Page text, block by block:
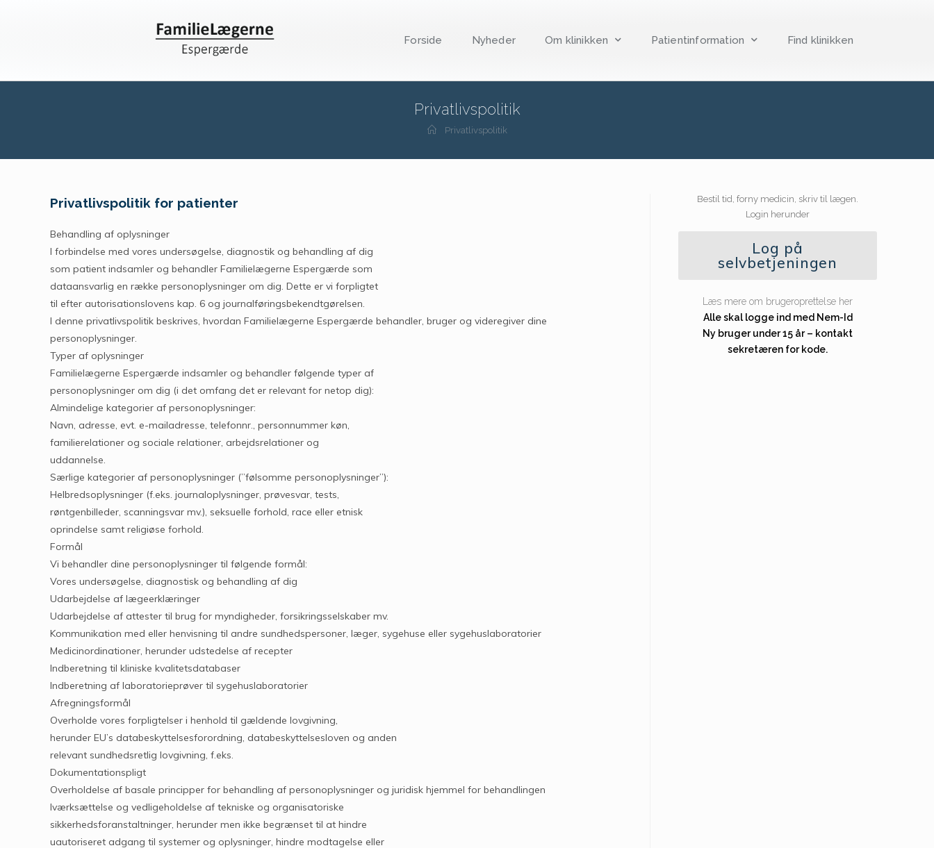
Forside Nyheder Om klinikken Patientinformation Find klinikken
Privatlivspolitik
Privatlivspolitik
Privatlivspolitik for patienter
Behandling af oplysninger
I forbindelse med vores undersøgelse, diagnostik og behandling af dig
som patient indsamler og behandler Familielægerne Espergærde som
dataansvarlig en række personoplysninger om dig. Dette er vi forpligtet
til efter autorisationslovens kap. 6 og journalføringsbekendtgørelsen.
I denne privatlivspolitik beskrives, hvordan Familielægerne Espergærde behandler, bruger og videregiver dine
personoplysninger.
Typer af oplysninger
Familielægerne Espergærde indsamler og behandler følgende typer af
personoplysninger om dig (i det omfang det er relevant for netop dig):
Almindelige kategorier af personoplysninger:
Navn, adresse, evt. e-mailadresse, telefonnr., personnummer køn,
familierelationer og sociale relationer, arbejdsrelationer og
uddannelse.
Særlige kategorier af personoplysninger (”følsomme personoplysninger”):
Helbredsoplysninger (f.eks. journaloplysninger, prøvesvar, tests,
røntgenbilleder, scanningsvar mv.), seksuelle forhold, race eller etnisk
oprindelse samt religiøse forhold.
Formål
Vi behandler dine personoplysninger til følgende formål:
Vores undersøgelse, diagnostisk og behandling af dig
Udarbejdelse af lægeerklæringer
Udarbejdelse af attester til brug for myndigheder, forsikringsselskaber mv.
Kommunikation med eller henvisning til andre sundhedspersoner, læger, sygehuse eller sygehuslaboratorier
Medicinordinationer, herunder udstedelse af recepter
Indberetning til kliniske kvalitetsdatabaser
Indberetning af laboratorieprøver til sygehuslaboratorier
Afregningsformål
Overholde vores forpligtelser i henhold til gældende lovgivning,
herunder EU’s databeskyttelsesforordning, databeskyttelsesloven og anden
relevant sundhedsretlig lovgivning, f.eks.
Dokumentationspligt
Overholdelse af basale principper for behandling af personoplysninger og juridisk hjemmel for behandlingen
Iværksættelse og vedligeholdelse af tekniske og organisatoriske
sikkerhedsforanstaltninger, herunder men ikke begrænset til at hindre
uautoriseret adgang til systemer og oplysninger, hindre modtagelse eller
Bestil tid, forny medicin, skriv til lægen.
Login herunder
Log på
selvbetjeningen
Læs mere om brugeroprettelse her
Alle skal logge ind med Nem-Id
Ny bruger under 15 år – kontakt
sekretæren for kode.